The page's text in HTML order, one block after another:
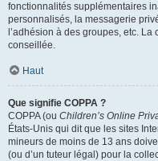
fonctionnalités supplémentaires
personnalisés, la messagerie
l’adhésion à des groupes, etc.
conseillée.
Haut
Que signifie COPPA ?
COPPA (ou Children’s Online
États-Unis qui dit que les sites
mineurs de moins de 13 ans
(ou d’un tuteur légal) pour la